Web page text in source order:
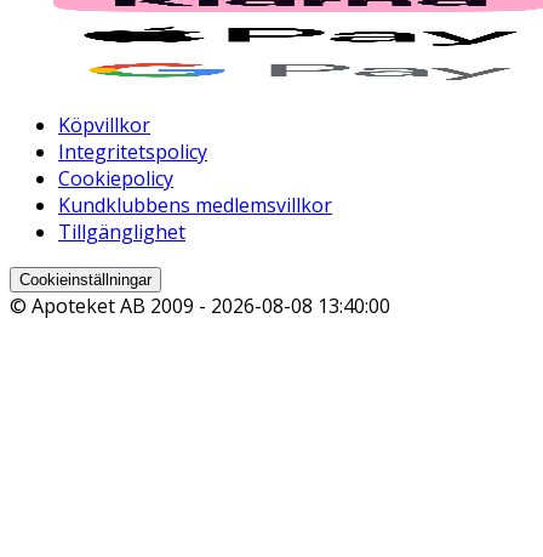
Köpvillkor
Integritetspolicy
Cookiepolicy
Kundklubbens medlemsvillkor
Tillgänglighet
Cookieinställningar
© Apoteket AB 2009 - 2026-08-08 13:40:00